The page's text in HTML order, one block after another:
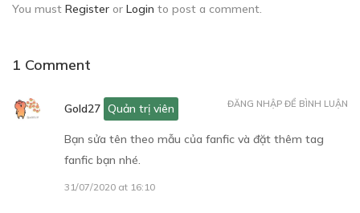
You must Register or Login to post a comment.
1 Comment
Gold27 Quản trị viên
Bạn sửa tên theo mẫu của fanfic và đặt thêm tag
fanfic bạn nhé.
31/07/2020 at 16:10
ĐĂNG NHẬP ĐỂ BÌNH LUẬN